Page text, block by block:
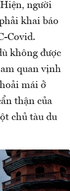
người
khai báo
Covid.
không được
quan vịnh
mái ở
thận của
chủ tàu du